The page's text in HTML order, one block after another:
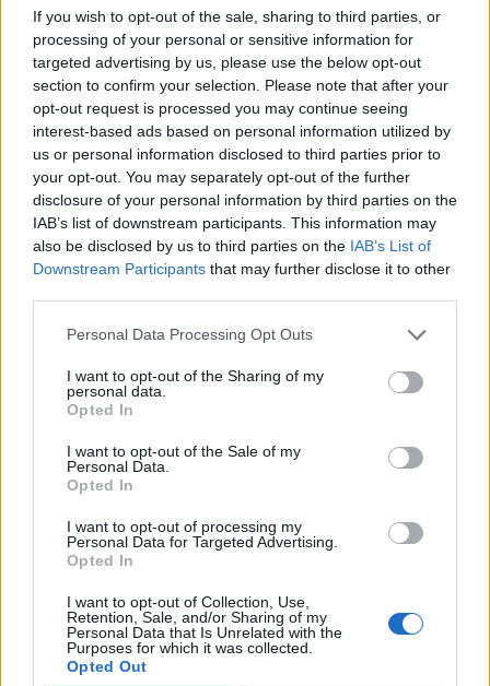
If you wish to opt-out of the sale, sharing to third parties, or
processing of your personal or sensitive information for
targeted advertising by us, please use the below opt-out
section to confirm your selection. Please note that after your
opt-out request is processed you may continue seeing
interest-based ads based on personal information utilized by
us or personal information disclosed to third parties prior to
your opt-out. You may separately opt-out of the further
disclosure of your personal information by third parties on the
IAB’s list of downstream participants. This information may
also be disclosed by us to third parties on the IAB’s List of
Downstream Participants that may further disclose it to other
Personal Data Processing Opt Outs
I want to opt-out of the Sharing of my
personal data.
Opted In
I want to opt-out of the Sale of my
Personal Data.
Opted In
I want to opt-out of processing my
Personal Data for Targeted Advertising.
Opted In
I want to opt-out of Collection, Use,
Retention, Sale, and/or Sharing of my
Personal Data that Is Unrelated with the
Purposes for which it was collected.
Opted Out
πρότυπο μετάδοσης DVB-
T2 σε TV monitors
09/11/2017 - 02:00
Αυξημένα έσοδα στο γ'
τρίμηνο
09/11/2017 - 02:00
ΡΟΗ ΕΙΔΗΣΕΩΝ
Ρωσία: Συνολικά 456 drones καταρρίφθηκαν στη
διάρκεια της νύχτας
Metlen: Αγορές 100.000 ιδίων μετοχών κατά το
10/08/2026 - 12:50 ΕΠΙΧΕΙΡΗΣΕΙΣ
Ρεκόρ ζέστης στη δυτική Ευρώπη στην αρχή του
καλοκαιριού του 2026